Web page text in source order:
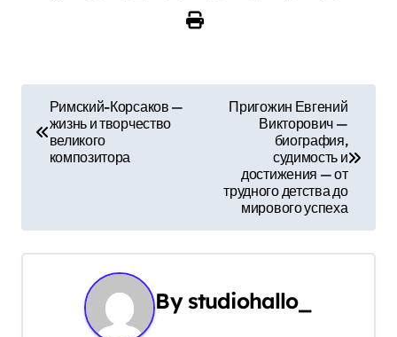
г
Римский-Корсаков —
жизнь и творчество
великого
композитора
Пригожин Евгений
Викторович —
биография,
судимость и
достижения — от
трудного детства до
мирового успеха
By studiohallo_